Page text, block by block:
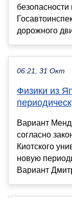
дорожного
06:21, 31 Окт
Физики из
Вариант
согласно
Киотского
новую
Вариант